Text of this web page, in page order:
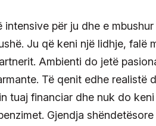
intensive për ju dhe e
Ju që keni një lidhje, falë
Ambienti do jetë
Të qenit edhe realistë
tuaj financiar dhe nuk do
Gjendja